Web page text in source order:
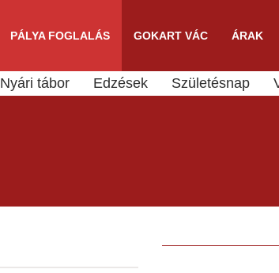
PÁLYA FOGLALÁS GOKART VÁC ÁRAK
Nyári tábor Edzések Születésnap